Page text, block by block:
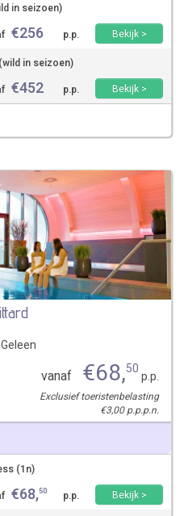
in seizoen)
€256 p.p.
Bekijk >
in seizoen)
€452 p.p. Bekijk >
vanaf €68,50p.p.
Exclusief toeristenbelasting
€3,00 p.p.p.n.
(1n)
€68,50 p.p.
Bekijk >